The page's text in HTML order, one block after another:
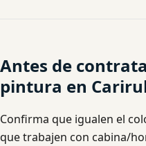
Antes de
pintura en
Confirma que igualen el
que trabajen con cabina/